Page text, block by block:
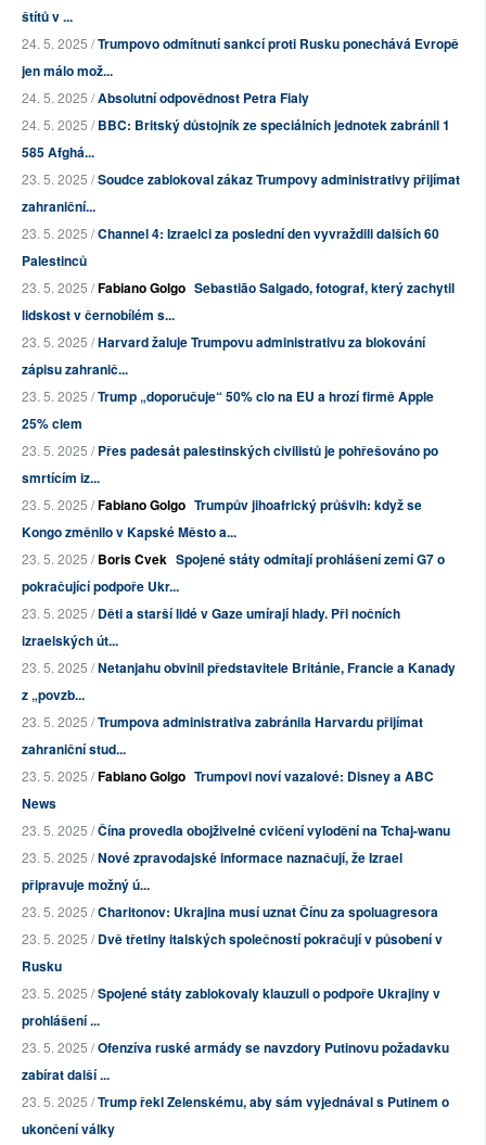
štítů v ...
24. 5. 2025 /Trumpovo odmítnutí sankcí proti Rusku ponechává Evropě
jen málo mož...
24. 5. 2025 /Absolutní odpovědnost Petra Fialy
24. 5. 2025 /BBC: Britský důstojník ze speciálních jednotek zabránil 1
585 Afghá...
23. 5. 2025 /Soudce zablokoval zákaz Trumpovy administrativy přijímat
zahraniční...
23. 5. 2025 /Channel 4: Izraelci za poslední den vyvraždili dalších 60
Palestinců
23. 5. 2025 /Fabiano Golgo Sebastião Salgado, fotograf, který zachytil
lidskost v černobílém s...
23. 5. 2025 /Harvard žaluje Trumpovu administrativu za blokování
zápisu zahranič...
23. 5. 2025 /Trump „doporučuje“ 50% clo na EU a hrozí firmě Apple
25% clem
23. 5. 2025 /Přes padesát palestinských civilistů je pohřešováno po
smrtícím iz...
23. 5. 2025 /Fabiano Golgo Trumpův jihoafrický průšvih: když se
Kongo změnilo v Kapské Město a...
23. 5. 2025 /Boris Cvek Spojené státy odmítají prohlášení zemí G7 o
pokračující podpoře Ukr...
23. 5. 2025 /Děti a starší lidé v Gaze umírají hlady. Při nočních
izraelských út...
23. 5. 2025 /Netanjahu obvinil představitele Británie, Francie a Kanady
z „povzb...
23. 5. 2025 /Trumpova administrativa zabránila Harvardu přijímat
zahraniční stud...
23. 5. 2025 /Fabiano Golgo Trumpovi noví vazalové: Disney a ABC
News
23. 5. 2025 /Čína provedla obojživelné cvičení vylodění na Tchaj-wanu
23. 5. 2025 /Nové zpravodajské informace naznačují, že Izrael
připravuje možný ú...
23. 5. 2025 /Charitonov: Ukrajina musí uznat Čínu za spoluagresora
23. 5. 2025 /Dvě třetiny italských společností pokračují v působení v
Rusku
23. 5. 2025 /Spojené státy zablokovaly klauzuli o podpoře Ukrajiny v
prohlášení ...
23. 5. 2025 /Ofenzíva ruské armády se navzdory Putinovu požadavku
zabírat další ...
23. 5. 2025 /Trump řekl Zelenskému, aby sám vyjednával s Putinem o
ukončení války